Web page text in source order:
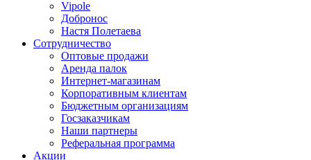
Vipole
Добронос
Настя Полетаева
Сотрудничество
Оптовые продажи
Аренда палок
Интернет-магазинам
Корпоративным клиентам
Бюджетным организациям
Госзаказчикам
Наши партнеры
Реферальная программа
Акции